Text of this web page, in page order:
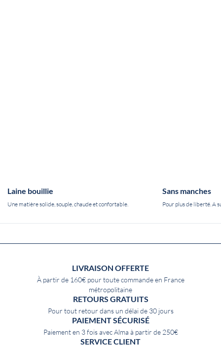
Laine bouillie
Une matière solide, souple, chaude et confortable.
Sans manches
Pour plus de liberté. A
LIVRAISON OFFERTE
À partir de 160€ pour toute commande en France
métropolitaine
RETOURS GRATUITS
Pour tout retour dans un délai de 30 jours
PAIEMENT SÉCURISÉ
Paiement en 3 fois avec Alma à partir de 250€
SERVICE CLIENT